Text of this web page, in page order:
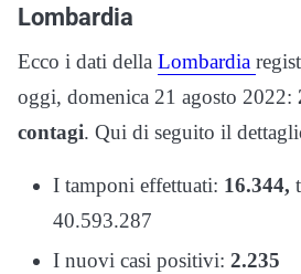
Lombardia
Ecco i dati della Lombardia
oggi, domenica 21 agosto 2022:
contagi. Qui di seguito il
I tamponi effettuati: 16.344,
40.593.287
I nuovi casi positivi: 2.235